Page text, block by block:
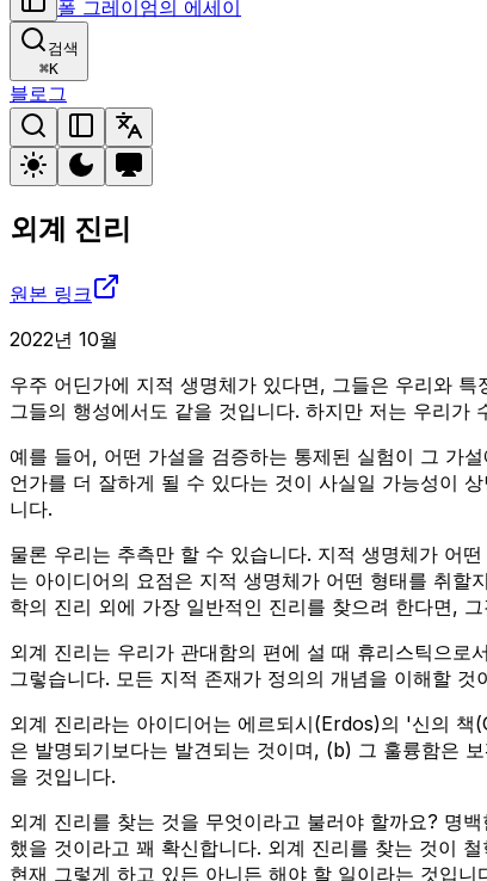
폴 그레이엄의 에세이
검색
⌘K
블로그
외계 진리
원본 링크
2022년 10월
우주 어딘가에 지적 생명체가 있다면, 그들은 우리와
그들의 행성에서도 같을 것입니다. 하지만 저는 우리
예를 들어, 어떤 가설을 검증하는 통제된 실험이 그 가
언가를 더 잘하게 될 수 있다는 것이 사실일 가능성이
니다.
물론 우리는 추측만 할 수 있습니다. 지적 생명체가 어
는 아이디어의 요점은 지적 생명체가 어떤 형태를 취
학의 진리 외에 가장 일반적인 진리를 찾으려 한다면,
외계 진리는 우리가 관대함의 편에 설 때 휴리스틱으
그렇습니다. 모든 지적 존재가 정의의 개념을 이해할
외계 진리라는 아이디어는 에르되시(Erdos)의 '신의
은 발명되기보다는 발견되는 것이며, (b) 그 훌륭함은
을 것입니다.
외계 진리를 찾는 것을 무엇이라고 불러야 할까요? 명
했을 것이라고 꽤 확신합니다. 외계 진리를 찾는 것이
현재 그렇게 하고 있든 아니든 해야 할 일이라는 것입